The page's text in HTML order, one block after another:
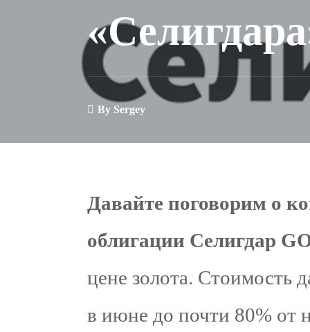
By Sergey
Давайте поговорим о
облигации Селигдар
цене золота. Стоимость
в июне до почти 80% от